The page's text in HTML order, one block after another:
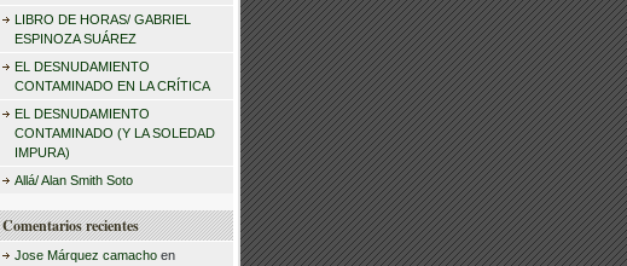
r
LIBRO DE HORAS/ GABRIEL
ESPINOZA SUÁREZ
EL DESNUDAMIENTO
CONTAMINADO EN LA CRÍTICA
EL DESNUDAMIENTO
CONTAMINADO (Y LA SOLEDAD
IMPURA)
Allá/ Alan Smith Soto
Comentarios recientes
Jose Márquez camachoen